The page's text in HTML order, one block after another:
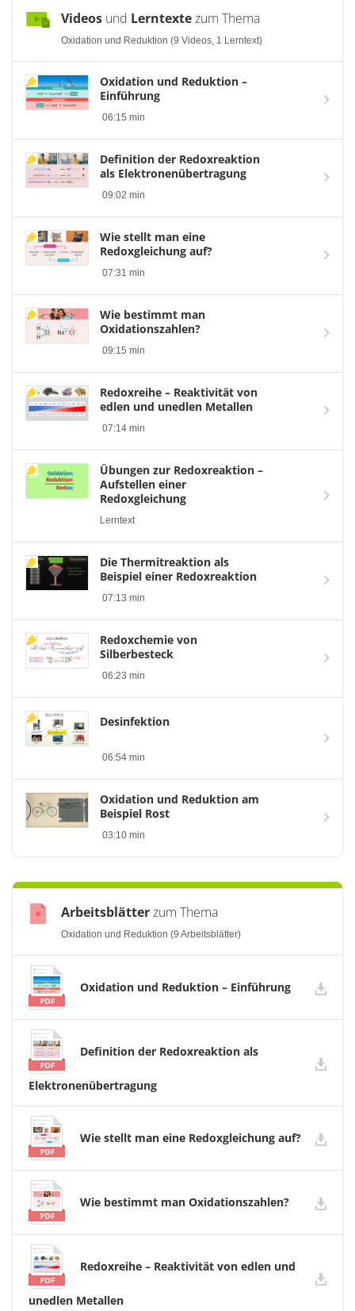
Videos und Lerntextezum Thema
Oxidation und Reduktion (9 Videos, 1 Lerntext)
Oxidation und Reduktion –
Einführung
06:15 min
Definition der Redoxreaktion
als Elektronenübertragung
09:02 min
Wie stellt man eine
Redoxgleichung auf?
07:31 min
Wie bestimmt man
Oxidationszahlen?
09:15 min
Redoxreihe – Reaktivität von
edlen und unedlen Metallen
07:14 min
Übungen zur Redoxreaktion –
Aufstellen einer
Redoxgleichung
Lerntext
Die Thermitreaktion als
Beispiel einer Redoxreaktion
07:13 min
Redoxchemie von
Silberbesteck
06:23 min
Desinfektion
06:54 min
Oxidation und Reduktion am
Beispiel Rost
03:10 min
Arbeitsblätterzum Thema
Oxidation und Reduktion (9 Arbeitsblätter)
Oxidation und Reduktion – Einführung
Definition der Redoxreaktion als
Elektronenübertragung
Wie stellt man eine Redoxgleichung auf?
Wie bestimmt man Oxidationszahlen?
Redoxreihe – Reaktivität von edlen und
unedlen Metallen